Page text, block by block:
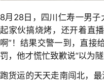
8月28日，四川仁寿一男
起家伙搞烧烤，还开着直
啊”！结果交警一到，直接
罚，他才慌忙致歉说“以为隧
跑货运的天天走南闯北，